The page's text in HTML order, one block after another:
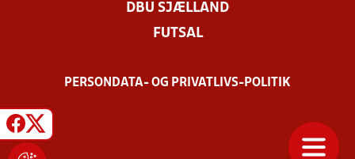
DBU SJÆLLAND
FUTSAL
PERSONDATA- OG PRIVATLIVS-POLITIK